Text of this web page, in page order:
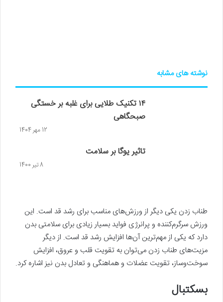
نوشته های مشابه
۱۴ تکنیک طلایی برای غلبه بر خستگی
صبحگاهی
12 مهر 1404
تاثیر یوگا بر سلامت
8 تیر 1400
طناب زدن یکی دیگر از ورزش‌های مناسب برای رشد قد است. این
ورزش سرگرم‌کننده و پرانرژی فواید بسیار زیادی برای سلامتی بدن
دارد که یکی از مهم‌ترین آن‌ها افزایش رشد قد است. از دیگر
مزیت‌های طناب ‌زدن می‌توان به تقویت قلب و عروق، افزایش
سوخت‌و‌ساز، تقویت عضلات و هماهنگی و تعادل بدن نیز اشاره کرد.
بسکتبال